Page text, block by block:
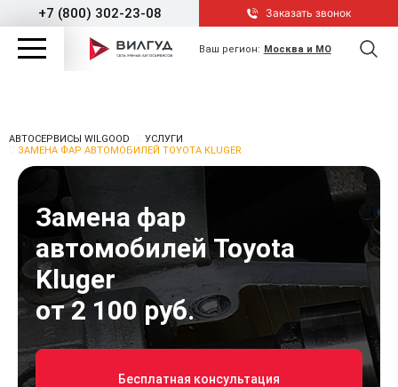
+7 (800) 302-23-08 Заказать звонок
Ваш регион: Москва и МО
АВТОСЕРВИСЫ WILGOOD
УСЛУГИ
ЗАМЕНА ФАР АВТОМОБИЛЕЙ TOYOTA KLUGER
Замена фар
автомобилей Toyota
Kluger
от 2 100 руб.
Бесплатная консультация